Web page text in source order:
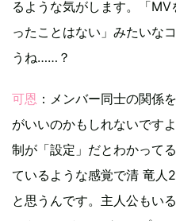
るような気がします。「
ったことはない」みたいな
うね……？
可恩 ：メンバー同士の関係
がいいのかもしれないです
制が「設定」だとわかって
ているような感覚で清 竜人
と思うんです。主人公もい